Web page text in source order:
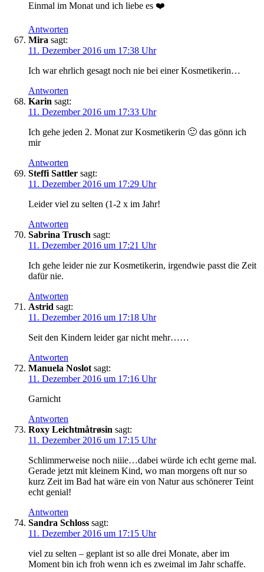
Einmal im Monat und ich liebe es ❤️
Antworten
Mira sagt:
11. Dezember 2016 um 17:38 Uhr
Ich war ehrlich gesagt noch nie bei einer Kosmetikerin…
Antworten
Karin sagt:
11. Dezember 2016 um 17:33 Uhr
Ich gehe jeden 2. Monat zur Kosmetikerin 🙂 das gönn ich
mir
Antworten
Steffi Sattler sagt:
11. Dezember 2016 um 17:29 Uhr
Leider viel zu selten (1-2 x im Jahr!
Antworten
Sabrina Trusch sagt:
11. Dezember 2016 um 17:21 Uhr
Ich gehe leider nie zur Kosmetikerin, irgendwie passt die Zeit
dafür nie.
Antworten
Astrid sagt:
11. Dezember 2016 um 17:18 Uhr
Seit den Kindern leider gar nicht mehr……
Antworten
Manuela Noslot sagt:
11. Dezember 2016 um 17:16 Uhr
Garnicht
Antworten
Roxy Leichtmåtrøsin sagt:
11. Dezember 2016 um 17:15 Uhr
Schlimmerweise noch niiie…dabei würde ich echt gerne mal.
Gerade jetzt mit kleinem Kind, wo man morgens oft nur so
kurz Zeit im Bad hat wäre ein von Natur aus schönerer Teint
echt genial!
Antworten
Sandra Schloss sagt:
11. Dezember 2016 um 17:15 Uhr
viel zu selten – geplant ist so alle drei Monate, aber im
Moment bin ich froh wenn ich es zweimal im Jahr schaffe.